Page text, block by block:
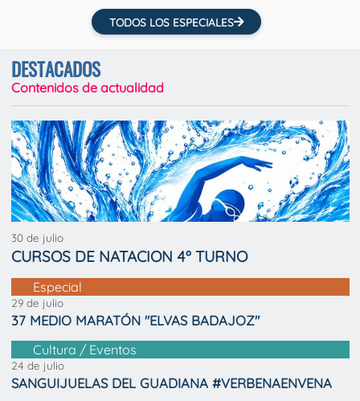
TODOS LOS ESPECIALES
DESTACADOS
Contenidos de actualidad
30 de julio
CURSOS DE NATACION 4º TURNO
Especial
29 de julio
37 MEDIO MARATÓN "ELVAS BADAJOZ"
Cultura / Eventos
24 de julio
SANGUIJUELAS DEL GUADIANA #VERBENAENVENA